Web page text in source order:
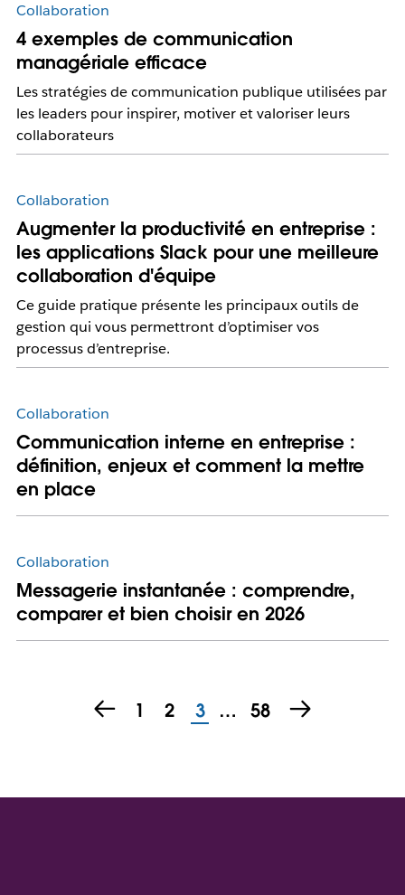
Collaboration
4 exemples de communication
managériale efficace
Les stratégies de communication publique utilisées par
les leaders pour inspirer, motiver et valoriser leurs
collaborateurs
Collaboration
Augmenter la productivité en entreprise :
les applications Slack pour une meilleure
collaboration d'équipe
Ce guide pratique présente les principaux outils de
gestion qui vous permettront d’optimiser vos
processus d’entreprise.
Collaboration
Communication interne en entreprise :
définition, enjeux et comment la mettre
en place
Collaboration
Messagerie instantanée : comprendre,
comparer et bien choisir en 2026
1 2 3 … 58